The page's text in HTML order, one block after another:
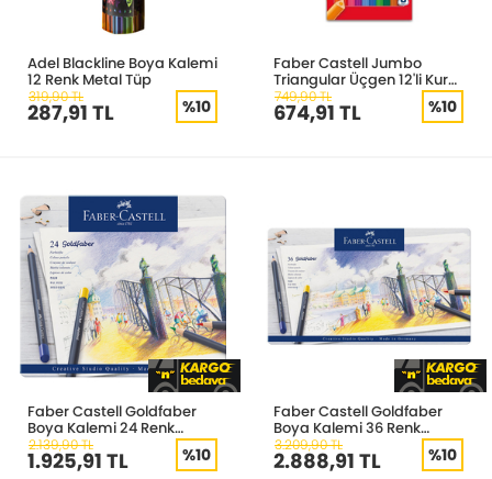
Adel Blackline Boya Kalemi
12 Renk Metal Tüp
319,90 TL
287,91 TL %10
Faber Castell Jumbo
Triangular Üçgen 12'li Kuru
Boya Kalemi 31116615
749,90 TL
674,91 TL %10
Faber Castell Goldfaber
Boya Kalemi 24 Renk
114724
2.139,90 TL
1.925,91 TL %10
Faber Castell Goldfaber
Boya Kalemi 36 Renk
114736
3.209,90 TL
2.888,91 TL %10